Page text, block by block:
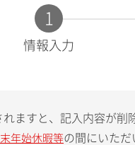
1
現
情報入力
ますと、記入内容が削
年始休暇等の間にいた